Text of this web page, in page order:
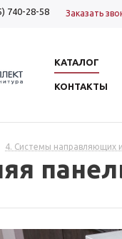
740-28-58 Заказать
КАТАЛОГ
КОНТАКТЫ
4. Системы направляющих